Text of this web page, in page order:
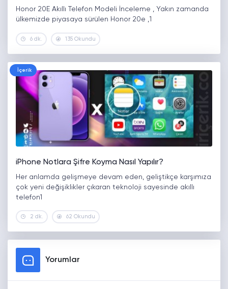
Honor 20E Akıllı Telefon Modeli İnceleme , Yakın zamanda
ülkemizde piyasaya sürülen Honor 20e ,1
6 dk. 135 Okundu
İçerik
iPhone Notlara Şifre Koyma Nasıl Yapılır?
Her anlamda gelişmeye devam eden, geliştikçe karşımıza
çok yeni değişiklikler çıkaran teknoloji sayesinde akıllı
telefon1
2 dk. 62 Okundu
Yorumlar